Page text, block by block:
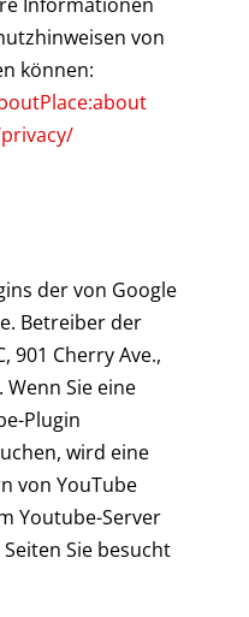
von
können:
der von Google
Betreiber der
901 Cherry Ave.,
Wenn Sie eine
Plugin
wird eine
von YouTube
Youtube-Server
Sie besucht